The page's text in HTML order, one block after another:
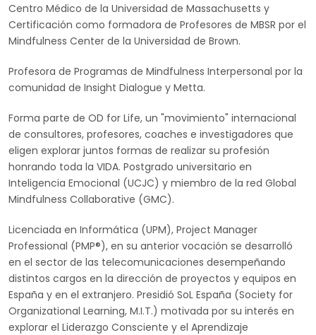
Centro Médico de la Universidad de Massachusetts y
Certificación como formadora de Profesores de MBSR por el
Mindfulness Center de la Universidad de Brown.
Profesora de Programas de Mindfulness Interpersonal por la
comunidad de Insight Dialogue y Metta.
Forma parte de OD for Life, un "movimiento" internacional
de consultores, profesores, coaches e investigadores que
eligen explorar juntos formas de realizar su profesión
honrando toda la VIDA. Postgrado universitario en
Inteligencia Emocional (UCJC) y miembro de la red Global
Mindfulness Collaborative (GMC).
Licenciada en Informática (UPM), Project Manager
Professional (PMP®), en su anterior vocación se desarrolló
en el sector de las telecomunicaciones desempeñando
distintos cargos en la dirección de proyectos y equipos en
España y en el extranjero. Presidió SoL España (Society for
Organizational Learning, M.I.T.) motivada por su interés en
explorar el Liderazgo Consciente y el Aprendizaje